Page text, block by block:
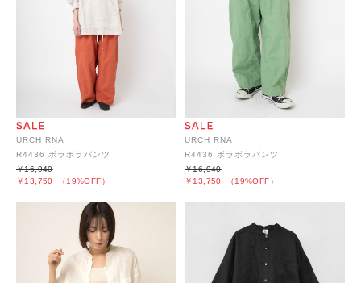
URCH RNA
R4436 ボラボラパンツ
￥13,750 （19%OFF）
￥16,940
URCH RNA
R4436 ボラボラパンツ
￥13,750 （19%OFF）
￥16,940